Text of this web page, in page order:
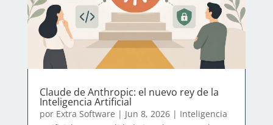
Claude de Anthropic: el nuevo rey de la
Inteligencia Artificial
por Extra Software | Jun 8, 2026| Inteligencia